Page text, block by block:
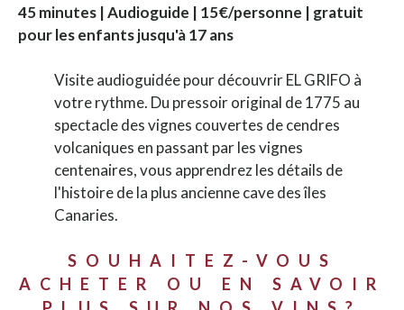
45 minutes | Audioguide | 15€/personne | gratuit
pour les enfants jusqu'à 17 ans
Visite audioguidée pour découvrir EL GRIFO à
votre rythme. Du pressoir original de 1775 au
spectacle des vignes couvertes de cendres
volcaniques en passant par les vignes
centenaires, vous apprendrez les détails de
l'histoire de la plus ancienne cave des îles
Canaries.
SOUHAITEZ-VOUS
ACHETER OU EN SAVOIR